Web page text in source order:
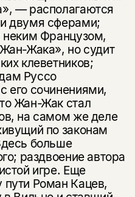
— располагаются
двумя сферами;
неким Французом,
Жака», но судит
клеветников;
Руссо
его сочинениями,
Жан-Жак стал
на самом же деле
по законам
больше
раздвоение автора
игре. Еще
Роман Кацев,